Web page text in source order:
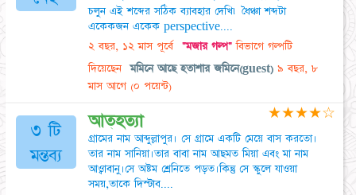
চলুন এই শব্দের সঠিক ব্যাবহার দেখি৷ ধৈঞ্চা শব্দটা
একেকজন একেক perspective....
২ বছর, ১২ মাস পূর্বে "মজার গল্প"বিভাগে গল্পটি
দিয়েছেন
মমিনে আছে হতাশার জমিনে(guest) ৯ বছর, ৮
মাস আগে (০ পয়েন্ট)
৩ টি
মন্তব্য
আত্হত্যা
গ্রামের নাম আব্দুল্লাপুর। সে গ্রামে একটি মেয়ে বাস করতো।
তার নাম সানিয়া।তার বাবা নাম আছমত মিয়া এবং মা নাম
আও্বাবানু।সে অষ্টম শ্রেনিতে পড়ত।কিন্তু সে স্কুলে যাওয়া
সময়,তাকে দিস্টাব....
★★★★☆